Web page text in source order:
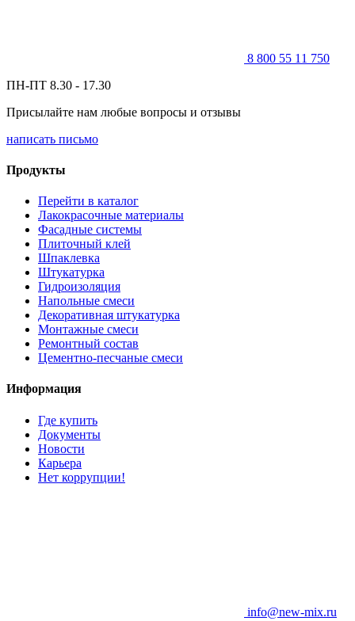
8 800 55 11 750
ПН-ПТ 8.30 - 17.30
Присылайте нам любые вопросы и отзывы
написать письмо
Продукты
Перейти в каталог
Лакокрасочные материалы
Фасадные системы
Плиточный клей
Шпаклевка
Штукатурка
Гидроизоляция
Напольные смеси
Декоративная штукатурка
Монтажные смеси
Ремонтный состав
Цементно-песчаные смеси
Информация
Где купить
Документы
Новости
Карьера
Нет коррупции!
info@new-mix.ru